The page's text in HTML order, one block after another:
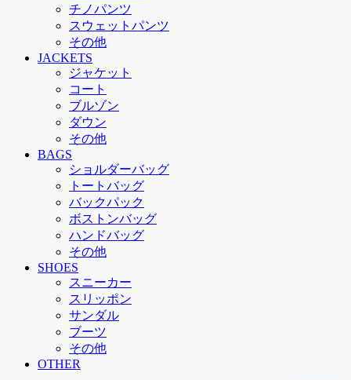
チノパンツ
スウェットパンツ
その他
JACKETS
ジャケット
コート
ブルゾン
ダウン
その他
BAGS
ショルダーバッグ
トートバッグ
バックパック
ボストンバッグ
ハンドバッグ
その他
SHOES
スニーカー
スリッポン
サンダル
ブーツ
その他
OTHER